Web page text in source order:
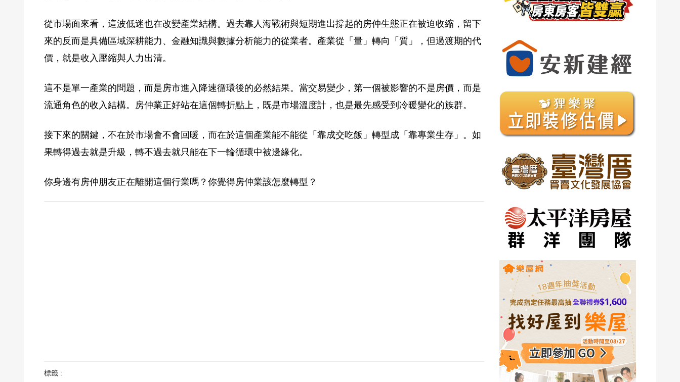
從市場面來看，這波低迷也在改變產業結構。過去靠人海戰術與短期進出撐起的房仲生態正在被迫收縮，留下
來的反而是具備區域深耕能力、金融知識與數據分析能力的從業者。產業從「量」轉向「質」，但過渡期的代
價，就是收入壓縮與人力出清。
這不是單一產業的問題，而是房市進入降速循環後的必然結果。當交易變少，第一個被影響的不是房價，而是
流通角色的收入結構。房仲業正好站在這個轉折點上，既是市場溫度計，也是最先感受到冷暖變化的族群。
接下來的關鍵，不在於市場會不會回暖，而在於這個產業能不能從「靠成交吃飯」轉型成「靠專業生存」。如
果轉得過去就是升級，轉不過去就只能在下一輪循環中被邊緣化。
你身邊有房仲朋友正在離開這個行業嗎？你覺得房仲業該怎麼轉型？
標籤 :